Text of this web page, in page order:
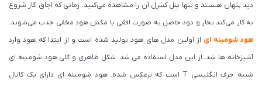
دید پنهان هستند و تنها پنل کنترل آن را مشاهده می‌کنید. زمانی که اجاق گاز شروع
به کار می‌کند بخار و دود حاصل به صورت افقی با مکش هود مخفی جذب می‌شوند.
هود شومینه ای از اولین مدل های هود تولید شده است و از ابتدا که هود وارد
آشپزخانه ها شد، از این مدل استفاده می شد. شکل ظاهری و کلی هود شومینه ای
شبیه حرف انگلیسی T است که برعکس شده. هود شومینه ای دارای یک کانال